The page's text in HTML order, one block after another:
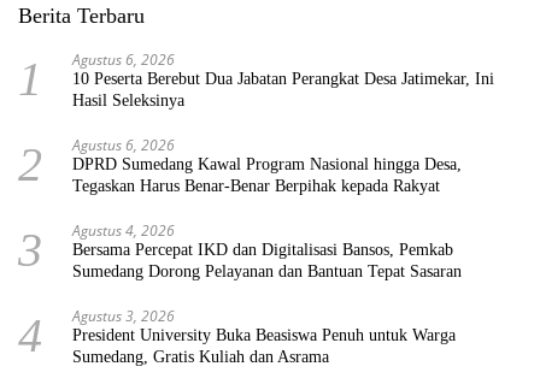
Berita Terbaru
1 Agustus 6, 2026
10 Peserta Berebut Dua Jabatan Perangkat Desa Jatimekar, Ini
Hasil Seleksinya
2 Agustus 6, 2026
DPRD Sumedang Kawal Program Nasional hingga Desa,
Tegaskan Harus Benar-Benar Berpihak kepada Rakyat
3 Agustus 4, 2026
Bersama Percepat IKD dan Digitalisasi Bansos, Pemkab
Sumedang Dorong Pelayanan dan Bantuan Tepat Sasaran
4 Agustus 3, 2026
President University Buka Beasiswa Penuh untuk Warga
Sumedang, Gratis Kuliah dan Asrama